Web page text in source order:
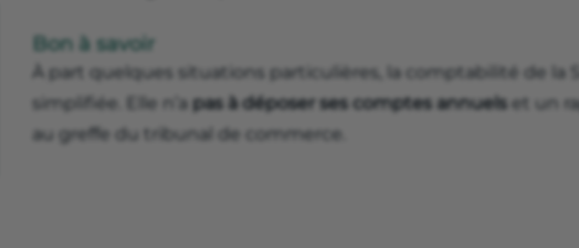
Bon à savoir
À part quelques situations particulières, la comptabilité de la
simplifiée. Elle n’a pas à déposer ses comptes annuelset un
au greffe du tribunal de commerce.